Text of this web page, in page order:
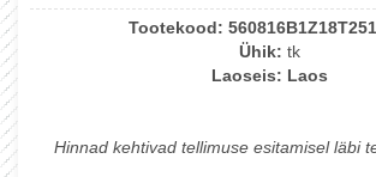
Tootekood:
Ühik: tk
Laoseis: Laos
Hinnad kehtivad tellimuse esitamisel läbi